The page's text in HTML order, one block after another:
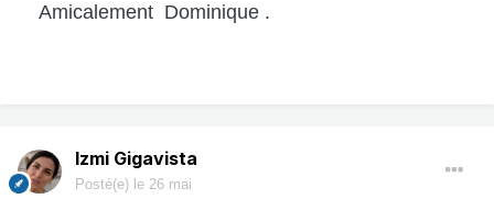
Amicalement Dominique .
Izmi Gigavista
Posté(e) le 26 mai